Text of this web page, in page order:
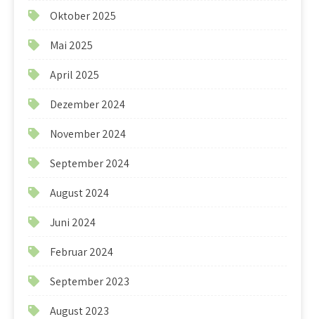
Oktober 2025
Mai 2025
April 2025
Dezember 2024
November 2024
September 2024
August 2024
Juni 2024
Februar 2024
September 2023
August 2023